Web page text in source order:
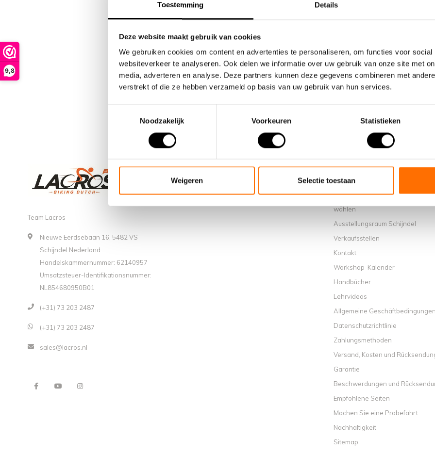
9,8
Toestemming Details
Deze website maakt gebruik van cookies
We gebruiken cookies om content en advertenties te personaliseren, om functies voor
websiteverkeer te analyseren. Ook delen we informatie over uw gebruik van onze site met
media, adverteren en analyse. Deze partners kunnen deze gegevens combineren met
verstrekt of die ze hebben verzameld op basis van uw gebruik van hun services.
Noodzakelijk
Voorkeuren Statistieken
Weigeren Selectie toestaan
Team Lacros
Nieuwe Eerdsebaan 16, 5482 VS
Schijndel Nederland
Handelskammernummer: 62140957
Umsatzsteuer-Identifikationsnummer:
NL854680950B01
(+31) 73 203 2487
(+31) 73 203 2487
sales@lacros.nl
Informationen
Über uns
wählen
Ausstellungsraum Schijndel
Verkaufsstellen
Kontakt
Workshop-Kalender
Handbücher
Lehrvideos
Allgemeine
Datenschutzrichtlinie
Zahlungsmethoden
Versand, Kosten und
Garantie
Beschwerdungen und
Empfohlene Seiten
Machen Sie eine Probefahrt
Nachhaltigkeit
Sitemap